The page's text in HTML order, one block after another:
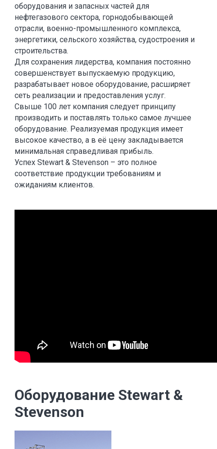
оборудования и запасных частей для
нефтегазового сектора, горнодобывающей
отрасли, военно-промышленного комплекса,
энергетики, сельского хозяйства, судостроения и
строительства.
Для сохранения лидерства, компания постоянно
совершенствует выпускаемую продукцию,
разрабатывает новое оборудование, расширяет
сеть реализации и предоставления услуг.
Свыше 100 лет компания следует принципу
производить и поставлять только самое лучшее
оборудование. Реализуемая продукция имеет
высокое качество, а в её цену закладывается
минимальная справедливая прибыль.
Успех Stewart & Stevenson – это полное
соответствие продукции требованиям и
ожиданиям клиентов.
Оборудование Stewart &
Stevenson